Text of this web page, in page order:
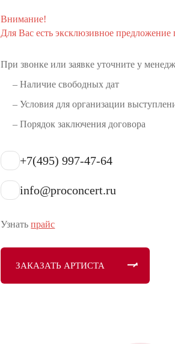
Внимание!
Для Вас есть эксклюзивное
При звонке или заявке уточните у
– Наличие свободных дат
– Условия для организации
– Порядок заключения договора
+7(495) 997-47-64
info@proconcert.ru
Узнатьпрайс
ЗАКАЗАТЬ АРТИСТА